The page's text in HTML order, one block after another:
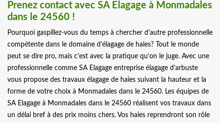
Prenez contact avec SA Elagage à Monmadales
dans le 24560 !
Pourquoi gaspillez-vous du temps à chercher d’autre professionnelle
compétente dans le domaine d’élagage de haies? Tout le monde
peut se dire pro, mais c’est avec la pratique qu’on le juge. Avec une
professionnelle comme SA Elagage entreprise élagage d’arbuste
vous propose des travaux élagage de haies suivant la hauteur et la
forme de votre choix à Monmadales dans le 24560. Les équipes de
SA Elagage à Monmadales dans le 24560 réalisent vos travaux dans
un délai bref à des prix moins chers. Vos haies reprendront son rôle